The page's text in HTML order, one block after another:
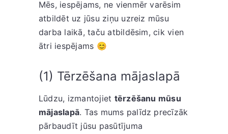
Mēs, iespējams, ne vienmēr varēsim
atbildēt uz jūsu ziņu uzreiz mūsu
darba laikā, taču atbildēsim, cik vien
ātri iespējams 😊
(1) Tērzēšana mājaslapā
Lūdzu, izmantojiet tērzēšanu mūsu
mājaslapā. Tas mums palīdz precīzāk
pārbaudīt jūsu pasūtījuma